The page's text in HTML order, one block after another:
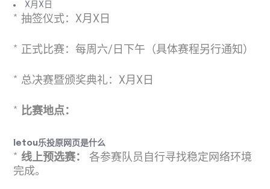
X月X日
* 抽签仪式：X月X日
* 正式比赛：每周六/日下午（具体赛程另行通知）
* 总决赛暨颁奖典礼：X月X日
* 比赛地点：
letou乐投原网页是什么
* 线上预选赛：
各参赛队员自行寻找稳定网络环境
完成。